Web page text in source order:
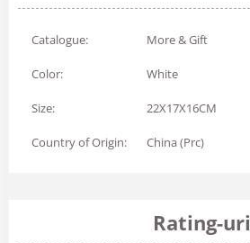
Catalogue: More & Gift
Color: White
Size: 22X17X16CM
Country of Origin: China (Prc)
Rating-uri